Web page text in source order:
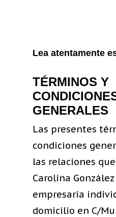
Lea atentamente
TÉRMINOS Y
GENERALES
Las presentes
condiciones
las relaciones
Carolina
empresaria
domicilio en C/